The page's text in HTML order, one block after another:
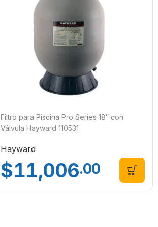
Filtro para Piscina Pro Series 18″ con
Válvula Hayward 110531
Hayward
$11,006.00